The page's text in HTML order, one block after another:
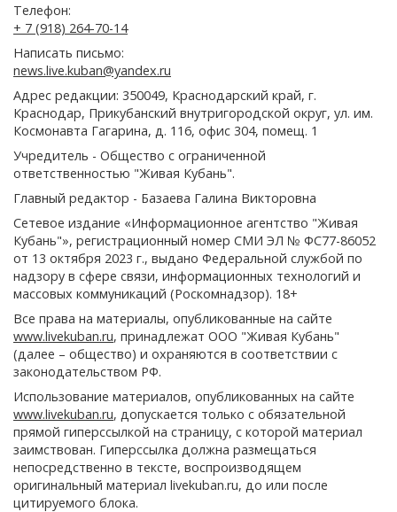
Телефон:
+ 7 (918) 264-70-14
Написать письмо:
news.live.kuban@yandex.ru
Адрес редакции: 350049, Краснодарский край, г.
Краснодар, Прикубанский внутригородской округ, ул. им.
Космонавта Гагарина, д. 116, офис 304, помещ. 1
Учредитель - Общество с ограниченной
ответственностью "Живая Кубань".
Главный редактор - Базаева Галина Викторовна
Сетевое издание «Информационное агентство "Живая
Кубань"», регистрационный номер СМИ ЭЛ № ФС77-86052
от 13 октября 2023 г., выдано Федеральной службой по
надзору в сфере связи, информационных технологий и
массовых коммуникаций (Роскомнадзор). 18+
Все права на материалы, опубликованные на сайте
www.livekuban.ru, принадлежат ООО "Живая Кубань"
(далее – общество) и охраняются в соответствии с
законодательством РФ.
Использование материалов, опубликованных на сайте
www.livekuban.ru, допускается только с обязательной
прямой гиперссылкой на страницу, с которой материал
заимствован. Гиперссылка должна размещаться
непосредственно в тексте, воспроизводящем
оригинальный материал livekuban.ru, до или после
цитируемого блока.